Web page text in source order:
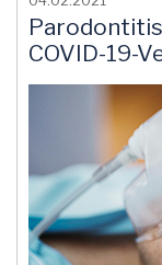
COVID-19-